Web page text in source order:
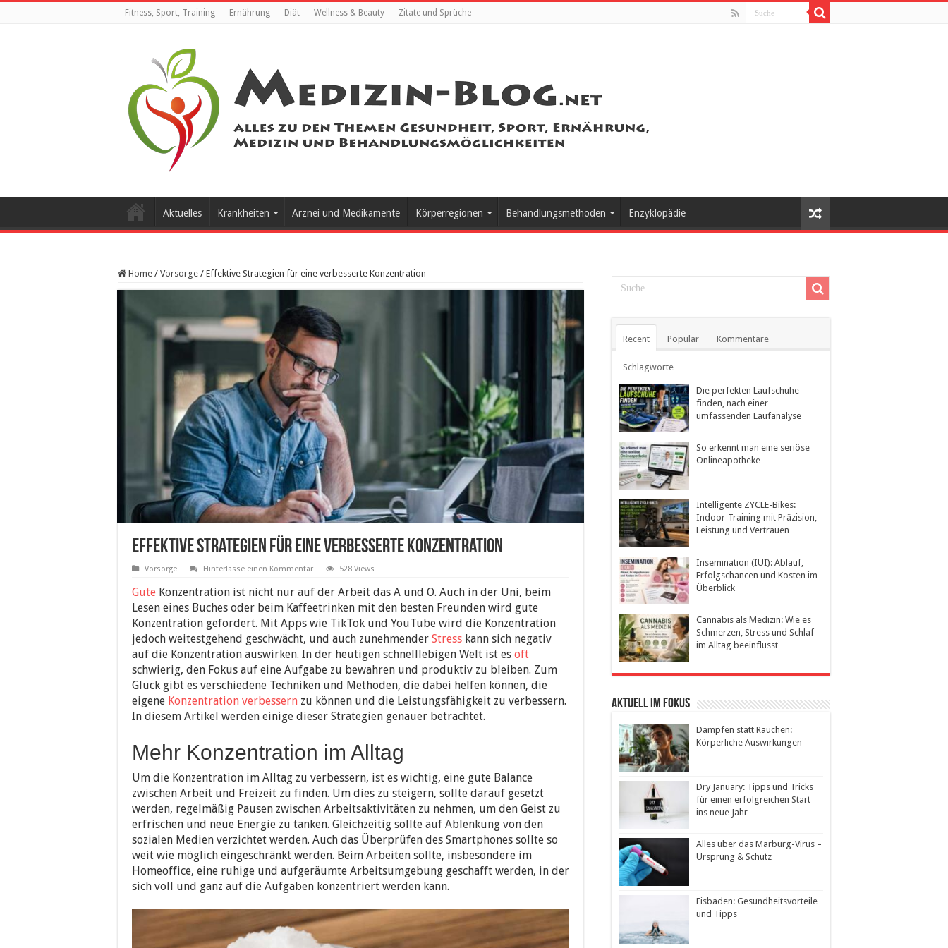
Fitness, Sport, Training Ernährung Diät Wellness & Beauty Zitate und Sprüche
Aktuelles Krankheiten Arznei und Medikamente Körperregionen Behandlungsmethoden Enzyklopädie
Home / Vorsorge / Effektive Strategien für eine verbesserte Konzentration
Effektive Strategien für eine verbesserte Konzentration
Vorsorge Hinterlasse einen Kommentar 528 Views
Gute Konzentration ist nicht nur auf der Arbeit das A und O. Auch in der Uni, beim
Lesen eines Buches oder beim Kaffeetrinken mit den besten Freunden wird gute
Konzentration gefordert. Mit Apps wie TikTok und YouTube wird die Konzentration
jedoch weitestgehend geschwächt, und auch zunehmender Stress kann sich negativ
auf die Konzentration auswirken. In der heutigen schnelllebigen Welt ist es oft
schwierig, den Fokus auf eine Aufgabe zu bewahren und produktiv zu bleiben. Zum
Glück gibt es verschiedene Techniken und Methoden, die dabei helfen können, die
eigene Konzentration verbessern zu können und die Leistungsfähigkeit zu verbessern.
In diesem Artikel werden einige dieser Strategien genauer betrachtet.
Mehr Konzentration im Alltag
Um die Konzentration im Alltag zu verbessern, ist es wichtig, eine gute Balance
zwischen Arbeit und Freizeit zu finden. Um dies zu steigern, sollte darauf gesetzt
werden, regelmäßig Pausen zwischen Arbeitsaktivitäten zu nehmen, um den Geist zu
erfrischen und neue Energie zu tanken. Gleichzeitig sollte auf Ablenkung von den
sozialen Medien verzichtet werden. Auch das Überprüfen des Smartphones sollte so
weit wie möglich eingeschränkt werden. Beim Arbeiten sollte, insbesondere im
Homeoffice, eine ruhige und aufgeräumte Arbeitsumgebung geschafft werden, in der
sich voll und ganz auf die Aufgaben konzentriert werden kann.
Recent Popular Kommentare
Schlagworte
Die perfekten Laufschuhe
finden, nach einer
umfassenden Laufanalyse
So erkennt man eine seriöse
Onlineapotheke
Intelligente ZYCLE-Bikes:
Indoor-Training mit Präzision,
Leistung und Vertrauen
Insemination (IUI): Ablauf,
Erfolgschancen und Kosten im
Überblick
Cannabis als Medizin: Wie es
Schmerzen, Stress und Schlaf
im Alltag beeinflusst
Aktuell im Fokus
Dampfen statt Rauchen:
Körperliche Auswirkungen
Dry January: Tipps und Tricks
für einen erfolgreichen Start
ins neue Jahr
Alles über das Marburg-Virus –
Ursprung & Schutz
Eisbaden: Gesundheitsvorteile
und Tipps